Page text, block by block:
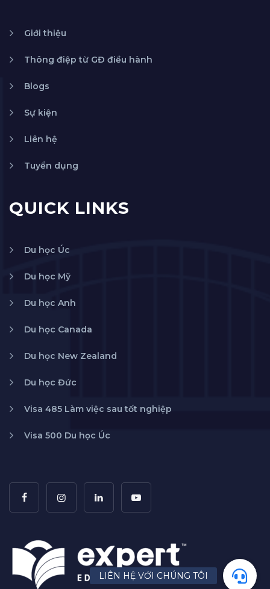
Giới thiệu
Thông điệp từ GĐ điều hành
Blogs
Sự kiện
Liên hệ
Tuyển dụng
QUICK LINKS
Du học Úc
Du học Mỹ
Du học Anh
Du học Canada
Du học New Zealand
Du học Đức
Visa 485 Làm việc sau tốt nghiệp
Visa 500 Du học Úc